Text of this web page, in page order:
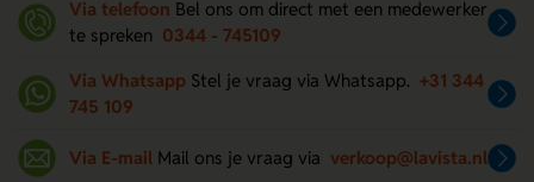
Via telefoon Bel ons om direct met een medewerker
te spreken 0344 - 745109
Via Whatsapp Stel je vraag via Whatsapp. +31 344
745 109
Via E-mail Mail ons je vraag via verkoop@lavista.nl